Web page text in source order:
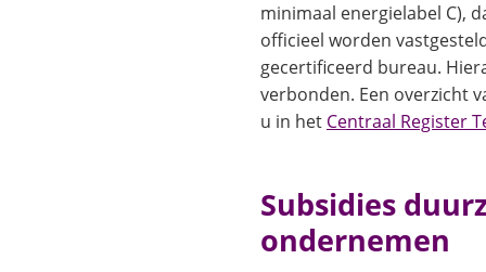
minimaal energielabel C),
officieel worden
gecertificeerd bureau.
verbonden. Een overzicht
u in het Centraal Register
Subsidies
ondernemen